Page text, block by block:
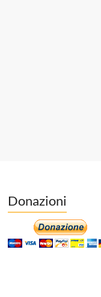
Donazioni